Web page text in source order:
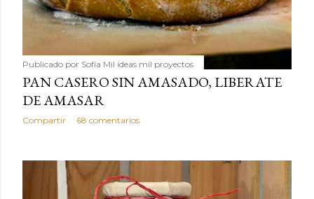
Publicado por Sofía Mil ideas mil proyectos
PAN CASERO SIN AMASADO, LIBERATE
DE AMASAR
Compartir 68 comentarios